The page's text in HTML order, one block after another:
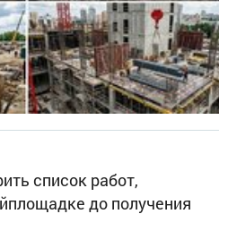
список работ,
до получения